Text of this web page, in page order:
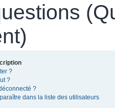
?
?
?
dans la liste des utilisateurs